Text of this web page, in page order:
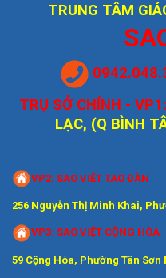
TRUNG TÂM
TRỤ SỞ CHÍNH - VP1:
LẠC, (Q BÌNH
VP2: SAO VIỆT TAO ĐÀN
256 Nguyễn Thị Minh Khai,
VP3: SAO VIỆT CỘNG HÒA
59 Cộng Hòa, Phường Tân Sơn